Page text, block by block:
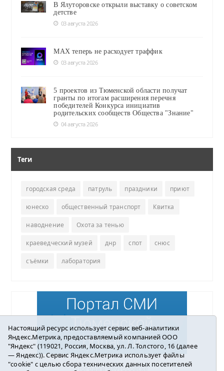
В Ялуторовске открыли выставку о советском
детстве
03 августа 2026
MAX теперь не расходует траффик
03 августа 2026
5 проектов из Тюменской области получат
гранты по итогам расширения перечня
победителей Конкурса инициатив
родительских сообществ Общества "Знание"
04 августа 2026
Теги
городская среда патруль праздники приют
юнеско общественный транспорт Квитка
наводнение Охота за тенью
краеведческий музей днр спот снюс
съёмки лаборатория
Погода в Ялуторовске
Настоящий ресурс использует сервис веб-аналитики
Яндекс.Метрика, предоставляемый компанией ООО
"Яндекс" (119021, Россия, Москва, ул. Л. Толстого, 16 (далее
— Яндекс)). Сервис Яндекс.Метрика использует файлы
"cookie" с целью сбора технических данных посетителей